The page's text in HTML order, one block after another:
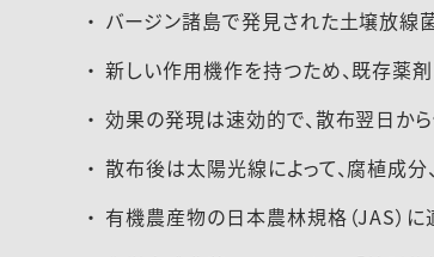
バージン諸島で発見された土壌放線
新しい作用機作を持つため、既存薬剤
効果の発現は速効的で、散布翌日か
散布後は太陽光線によって、腐植成分
有機農産物の日本農林規格（JAS）に